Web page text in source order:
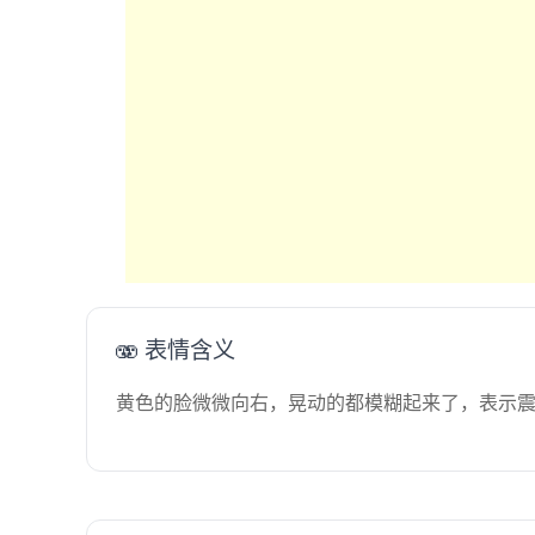
🫨 表情含义
黄色的脸微微向右，晃动的都模糊起来了，表示震